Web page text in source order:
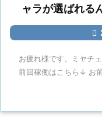
ャラが選ばれる

お疲れ様です。ミヤチ
前回稼働はこちら↓ お